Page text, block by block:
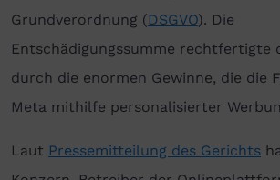
Grundverordnung (DSGVO). Die
Entschädigungssumme rechtfertigte
durch die enormen Gewinne, die die
Meta mithilfe personalisierter
Laut Pressemitteilung des Gerichts